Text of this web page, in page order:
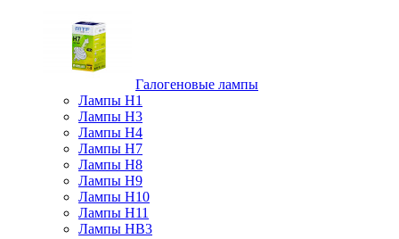
Галогеновые лампы
Лампы H1
Лампы H3
Лампы H4
Лампы H7
Лампы H8
Лампы H9
Лампы H10
Лампы H11
Лампы HB3